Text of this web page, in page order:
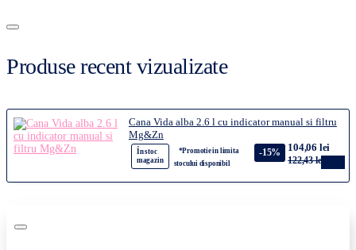
Produse recent vizualizate
Cana Vida alba 2.6 l cu indicator manual si filtru
Mg&Zn
În stoc
magazin
*Promotie in limita
stocului disponibil
-15% 104,06 lei
122,43 lei